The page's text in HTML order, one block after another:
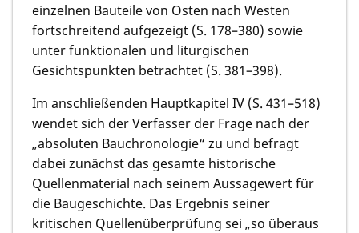
einzelnen Bauteile von Osten nach Westen
fortschreitend aufgezeigt (S. 178–380) sowie
unter funktionalen und liturgischen
Gesichtspunkten betrachtet (S. 381–398).
Im anschließenden Hauptkapitel IV (S. 431–518)
wendet sich der Verfasser der Frage nach der
„absoluten Bauchronologie“ zu und befragt
dabei zunächst das gesamte historische
Quellenmaterial nach seinem Aussagewert für
die Baugeschichte. Das Ergebnis seiner
kritischen Quellenüberprüfung sei „so überaus